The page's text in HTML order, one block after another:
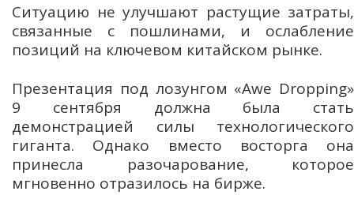
Ситуацию не улучшают растущие затраты,
связанные с пошлинами, и ослабление
позиций на ключевом китайском рынке.
Презентация под лозунгом «Awe Dropping»
9 сентября должна была стать
демонстрацией силы технологического
гиганта. Однако вместо восторга она
принесла разочарование, которое
мгновенно отразилось на бирже.